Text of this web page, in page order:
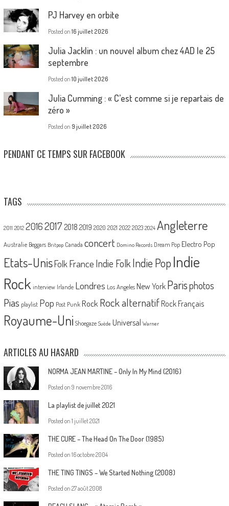
PJ Harvey en orbite
Posted on 16 juillet 2026
Julia Jacklin : un nouvel album chez 4AD le 25
septembre
Posted on 10 juillet 2026
Julia Cumming : « C’est comme si je repartais de
zéro »
Posted on 9 juillet 2026
PENDANT CE TEMPS SUR FACEBOOK
TAGS
2011 2012 20162017 2018 2019 2020 2021 2022 2023 2024 Angleterre
Australie Beggars Britpop Canada concert Domino Records Dream Pop Electro Pop
Etats-UnisFolk France Indie Folk Indie PopIndie
Rock interview Irlande Londres Los Angeles New York Parisphotos
Pias playlist Pop Post Punk Rock Rock alternatif Rock Français
Royaume-Uni Shoegaze Suède Universal Warner
ARTICLES AU HASARD
NORMA JEAN MARTINE – Only In My Mind (2016)
Posted on 9 novembre 2016
La playlist de juillet 2021
Posted on 1 juillet 2021
THE CURE – The Head On The Door (1985)
Posted on 16 octobre 2004
THE TING TINGS – We Started Nothing (2008)
Posted on 27 août 2008